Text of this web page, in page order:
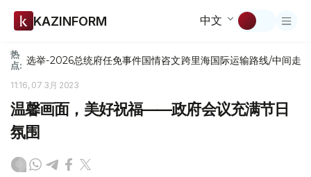
KAZINFORM 中文
热
点: 选举-2026总统府任免事件国情咨文跨里海国际运输路线/中间走廊
11:16, 07 3月 2023
温馨画面，美好祝福——政府会议充满节日
氛围